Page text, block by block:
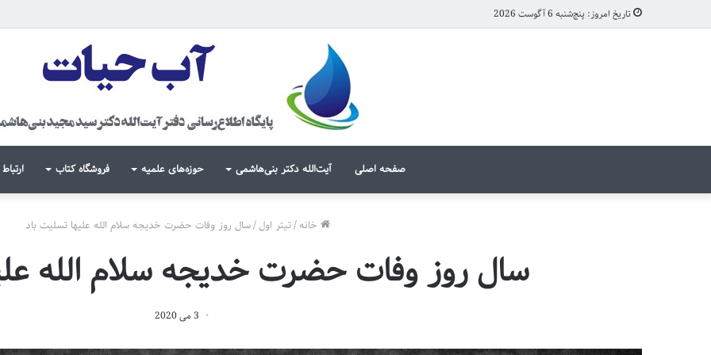
تاریخ امروز: پنج‌شنبه 6 آگوست 2026
صفحه اصلی آیت‌الله دکتر بنی‌هاشمی حوزه‌های علمیه فروشگاه کتاب
خانه/تیتر اول/سال روز وفات حضرت خدیجه سلام الله علیها تسلیت باد
سال روز وفات حضرت خدیجه سلام الله
3 می 2020